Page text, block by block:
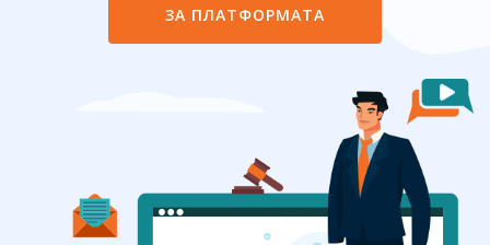
ЗА ПЛАТФОРМАТА